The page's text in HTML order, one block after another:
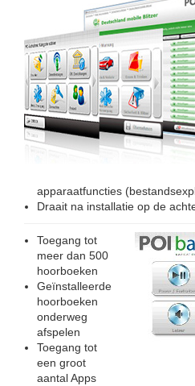
apparaatfuncties
Draait na installatie op de
Toegang tot
meer dan 500
hoorboeken
Geïnstalleerde
hoorboeken
onderweg
afspelen
Toegang tot
een groot
aantal Apps